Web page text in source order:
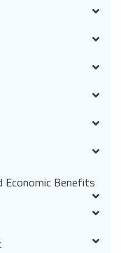
Economic Benefits